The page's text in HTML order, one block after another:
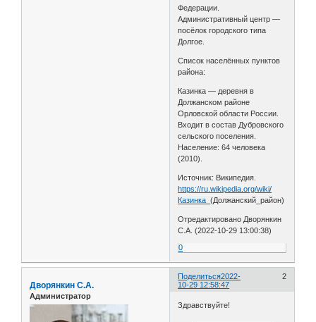
Федерации.
Административный центр —
посёлок городского типа
Долгое.
Список населённых пунктов
района:
Казинка — деревня в
Должанском районе
Орловской области России.
Входит в состав Дубровского
сельского поселения.
Население: 64 человека
(2010).
Источник: Википедия.
https://ru.wikipedia.org/wiki/
Казинка_(Должанский_район)
Отредактировано Дворянкин
С.А. (2022-10-29 13:00:38)
0
Поделиться 2
2022-
10-29 12:58:47
Дворянкин С.А.
Администратор
Здравствуйте!